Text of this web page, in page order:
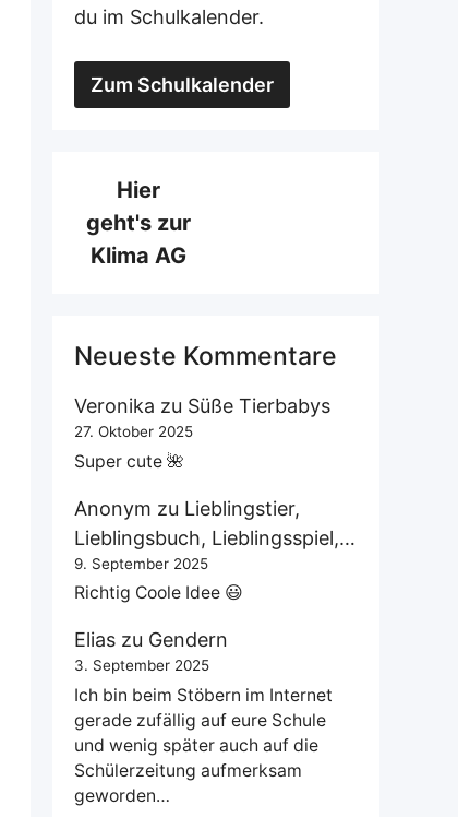
du im Schulkalender.
Zum Schulkalender
Hier
geht's zur
Klima AG
Neueste Kommentare
Veronika zu Süße Tierbabys
27. Oktober 2025
Super cute 🌺
Anonym zu Lieblingstier,
Lieblingsbuch, Lieblingsspiel,…
9. September 2025
Richtig Coole Idee 😃
Elias zu Gendern
3. September 2025
Ich bin beim Stöbern im Internet
gerade zufällig auf eure Schule
und wenig später auch auf die
Schülerzeitung aufmerksam
geworden…